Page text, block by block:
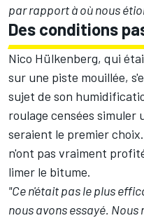
par rapport à où nous
Des conditions
Nico Hülkenberg, qui
sur une piste mouillée,
sujet de son
roulage censées simuler
seraient le premier
n'ont pas vraiment
limer le bitume.
"Ce n'était pas le plus
nous avons essayé.